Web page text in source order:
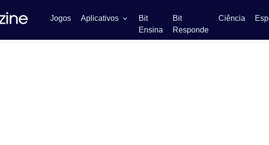
Jogos Aplicativos
Bit
Ensina
Bit
Responde
Ciência